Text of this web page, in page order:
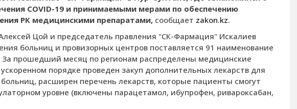
COVID-19 и принимаемыми мерами по обеспечению
РК медицинскими препаратами, сообщает zakon.kz.
Цой и председатель правления "СК-Фармация" Искалиев
больниц и провизорных центров поставляется 91 наименование
За прошедший месяц по регионам распределены медицинские
порядке проведен закуп дополнительных лекарств для
расширен перечень лекарств, которые пациенты смогут
уровне (включены парацетамол, ибупрофен, ривароксабан,